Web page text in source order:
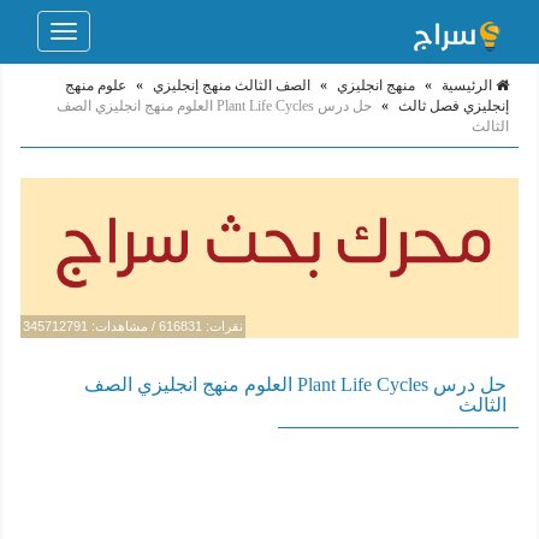
Toggle
الرئيسية » منهج انجليزي » الصف الثالث منهج إنجليزي »
علوم منهج
إنجليزي فصل ثالث »
حل درس Plant Life Cycles العلوم منهج انجليزي الصف
الثالث
نقرات: 616831 / مشاهدات: 345712791
حل درس Plant Life Cycles العلوم منهج انجليزي الصف
الثالث